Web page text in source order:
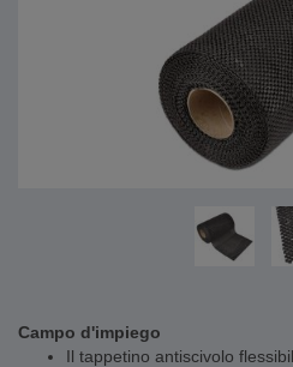
Campo d'impiego
Il tappetino antiscivolo